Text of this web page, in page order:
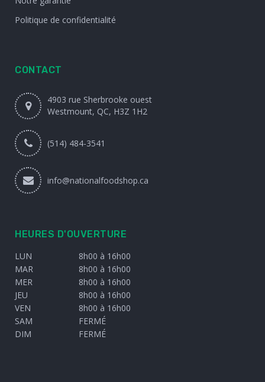
Politique de confidentialité
CONTACT
4903 rue Sherbrooke ouest
Westmount, QC, H3Z 1H2
(514) 484-3541
info@nationalfoodshop.ca
HEURES D'OUVERTURE
LUN
8h00 à 16h00
MAR
8h00 à 16h00
MER
8h00 à 16h00
JEU
8h00 à 16h00
VEN
8h00 à 16h00
SAM
FERMÉ
DIM
FERMÉ